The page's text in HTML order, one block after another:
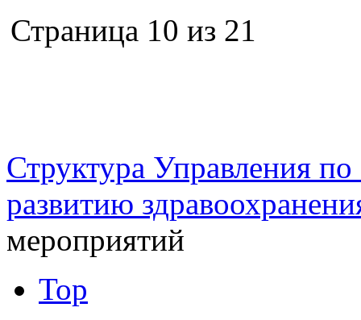
Страница 10 из 21
Структура Управления
развитию
мероприятий
Top